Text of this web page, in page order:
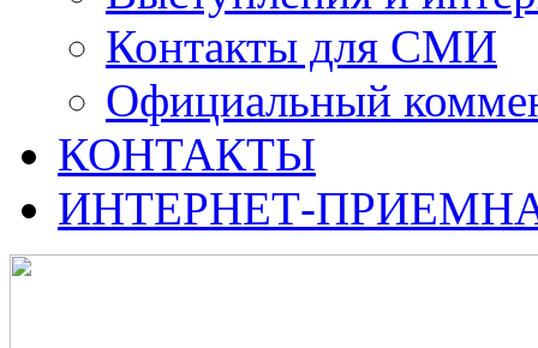
Контакты для СМИ
Официальный
КОНТАКТЫ
ИНТЕРНЕТ-